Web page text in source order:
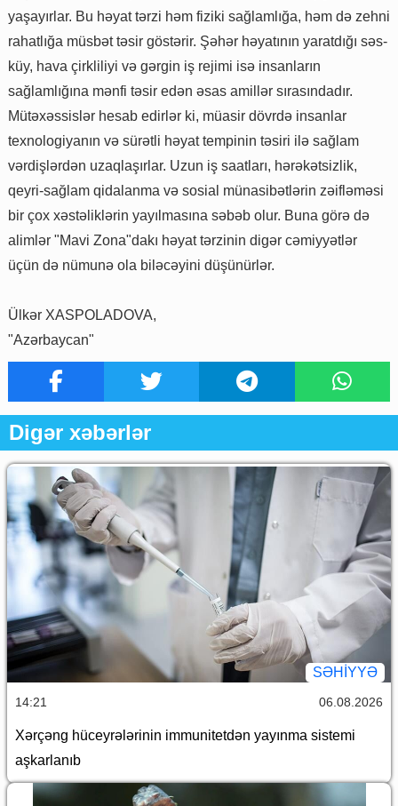
yaşayırlar. Bu həyat tərzi həm fiziki sağlamlığa, həm də zehni
rahatlığa müsbət təsir göstərir. Şəhər həyatının yaratdığı səs-
küy, hava çirkliliyi və gərgin iş rejimi isə insanların
sağlamlığına mənfi təsir edən əsas amillər sırasındadır.
Mütəxəssislər hesab edirlər ki, müasir dövrdə insanlar
texnologiyanın və sürətli həyat tempinin təsiri ilə sağlam
vərdişlərdən uzaqlaşırlar. Uzun iş saatları, hərəkətsizlik,
qeyri-sağlam qidalanma və sosial münasibətlərin zəifləməsi
bir çox xəstəliklərin yayılmasına səbəb olur. Buna görə də
alimlər "Mavi Zona"dakı həyat tərzinin digər cəmiyyətlər
üçün də nümunə ola biləcəyini düşünürlər.
Ülkər XASPOLADOVA,
"Azərbaycan"
Digər xəbərlər
SƏHIYYƏ
14:21 06.08.2026
Xərçəng hüceyrələrinin immunitetdən yayınma sistemi
aşkarlanıb